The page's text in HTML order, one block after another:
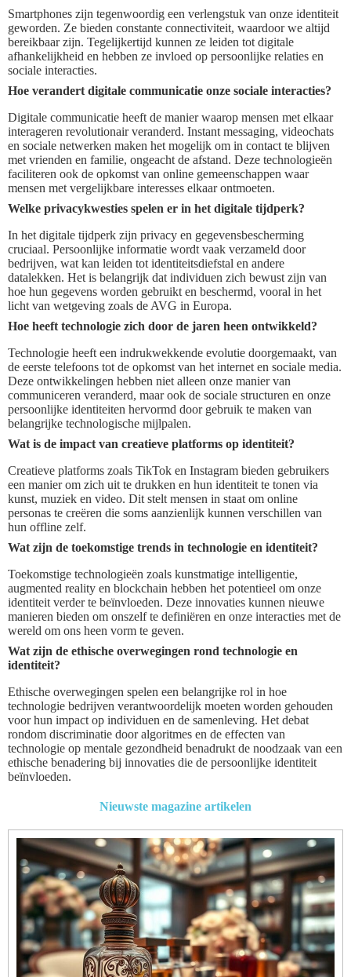
Smartphones zijn tegenwoordig een verlengstuk van onze identiteit
geworden. Ze bieden constante connectiviteit, waardoor we altijd
bereikbaar zijn. Tegelijkertijd kunnen ze leiden tot digitale
afhankelijkheid en hebben ze invloed op persoonlijke relaties en
sociale interacties.
Hoe verandert digitale communicatie onze sociale interacties?
Digitale communicatie heeft de manier waarop mensen met elkaar
interageren revolutionair veranderd. Instant messaging, videochats
en sociale netwerken maken het mogelijk om in contact te blijven
met vrienden en familie, ongeacht de afstand. Deze technologieën
faciliteren ook de opkomst van online gemeenschappen waar
mensen met vergelijkbare interesses elkaar ontmoeten.
Welke privacykwesties spelen er in het digitale tijdperk?
In het digitale tijdperk zijn privacy en gegevensbescherming
cruciaal. Persoonlijke informatie wordt vaak verzameld door
bedrijven, wat kan leiden tot identiteitsdiefstal en andere
datalekken. Het is belangrijk dat individuen zich bewust zijn van
hoe hun gegevens worden gebruikt en beschermd, vooral in het
licht van wetgeving zoals de AVG in Europa.
Hoe heeft technologie zich door de jaren heen ontwikkeld?
Technologie heeft een indrukwekkende evolutie doorgemaakt, van
de eerste telefoons tot de opkomst van het internet en sociale media.
Deze ontwikkelingen hebben niet alleen onze manier van
communiceren veranderd, maar ook de sociale structuren en onze
persoonlijke identiteiten hervormd door gebruik te maken van
belangrijke technologische mijlpalen.
Wat is de impact van creatieve platforms op identiteit?
Creatieve platforms zoals TikTok en Instagram bieden gebruikers
een manier om zich uit te drukken en hun identiteit te tonen via
kunst, muziek en video. Dit stelt mensen in staat om online
personas te creëren die soms aanzienlijk kunnen verschillen van
hun offline zelf.
Wat zijn de toekomstige trends in technologie en identiteit?
Toekomstige technologieën zoals kunstmatige intelligentie,
augmented reality en blockchain hebben het potentieel om onze
identiteit verder te beïnvloeden. Deze innovaties kunnen nieuwe
manieren bieden om onszelf te definiëren en onze interacties met de
wereld om ons heen vorm te geven.
Wat zijn de ethische overwegingen rond technologie en
identiteit?
Ethische overwegingen spelen een belangrijke rol in hoe
technologie bedrijven verantwoordelijk moeten worden gehouden
voor hun impact op individuen en de samenleving. Het debat
rondom discriminatie door algoritmes en de effecten van
technologie op mentale gezondheid benadrukt de noodzaak van een
ethische benadering bij innovaties die de persoonlijke identiteit
beïnvloeden.
Nieuwste magazine artikelen